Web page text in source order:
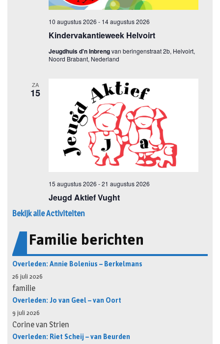
Bekijk alle Activiteiten
Familie berichten
Overleden: Annie Bolenius – Berkelmans
26 juli 2026
familie
Overleden: Jo van Geel – van Oort
9 juli 2026
Corine van Strien
Overleden: Riet Scheij – van Beurden